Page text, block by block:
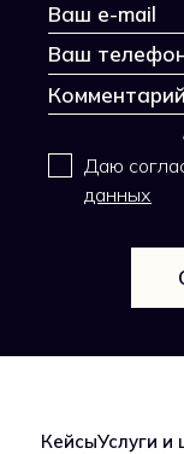
Даю
данных
КейсыУслуги и